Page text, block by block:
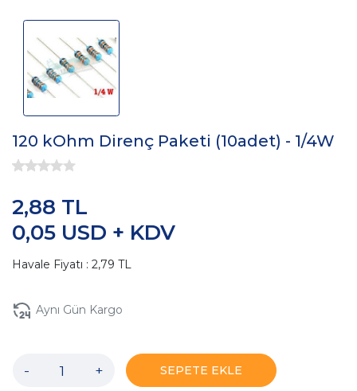
120 kOhm Direnç Paketi (10adet) - 1/4W
0,05 USD + KDV
2,88 TL
Havale Fiyatı : 2,79 TL
Aynı Gün Kargo
- + SEPETE EKLE